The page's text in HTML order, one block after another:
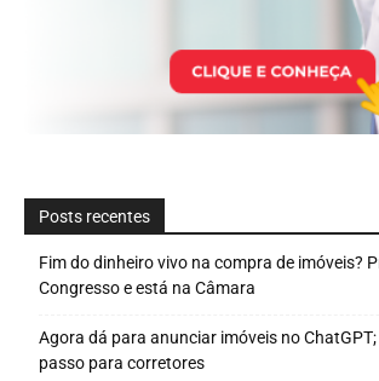
Posts recentes
Fim do dinheiro vivo na compra de imóveis?
Congresso e está na Câmara
Agora dá para anunciar imóveis no
passo para corretores